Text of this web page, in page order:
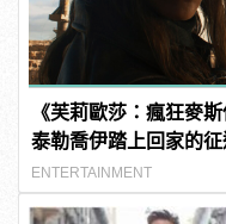
《芙莉歐莎：瘋狂麥
泰勒喬伊踏上回家的征
ENTERTAINMENT